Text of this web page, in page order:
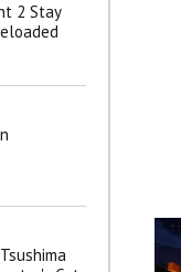
2 Stay